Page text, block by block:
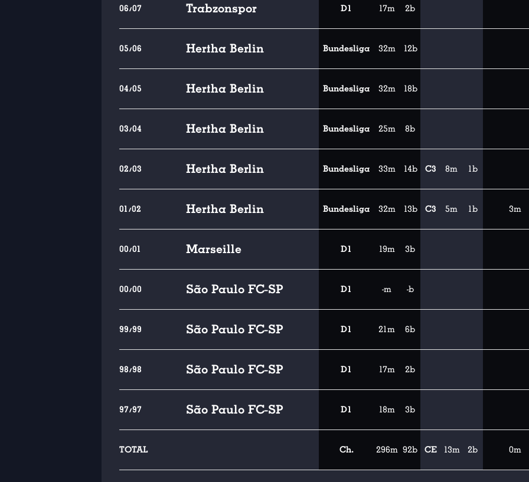
06/07 Trabzonspor D1 17m 2b
05/06 Hertha Berlin Bundesliga 32m 12b
04/05 Hertha Berlin Bundesliga 32m 18b
03/04 Hertha Berlin Bundesliga 25m 8b
02/03 Hertha Berlin Bundesliga 33m 14b C3 8m 1b
01/02 Hertha Berlin Bundesliga 32m 13b C3 5m 1b 3m
00/01 Marseille D1 19m 3b
00/00 São Paulo FC-SP D1 -m -b
99/99 São Paulo FC-SP D1 21m 6b
98/98 São Paulo FC-SP D1 17m 2b
97/97 São Paulo FC-SP D1 18m 3b
TOTAL Ch. 296m 92b CE 13m 2b 0m